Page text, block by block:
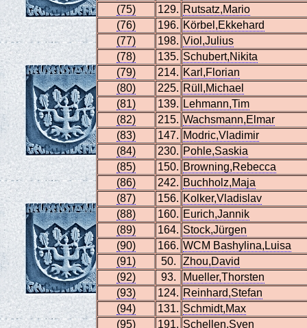
(75)
129. Rutsatz,Mario
(76)
196. Körbel,Ekkehard
(77)
198. Viol,Julius
(78)
135. Schubert,Nikita
(79)
214. Karl,Florian
(80)
225. Rüll,Michael
(81)
139. Lehmann,Tim
(82)
215. Wachsmann,Elmar
(83)
147. Modric,Vladimir
(84)
230. Pohle,Saskia
(85)
150. Browning,Rebecca
(86)
242. Buchholz,Maja
(87)
156. Kolker,Vladislav
(88)
160. Eurich,Jannik
(89)
164. Stock,Jürgen
(90)
166. WCM Bashylina,Luisa
(91)
50.
Zhou,David
(92)
93.
Mueller,Thorsten
(93)
124. Reinhard,Stefan
(94)
131. Schmidt,Max
(95)
191. Schellen,Sven